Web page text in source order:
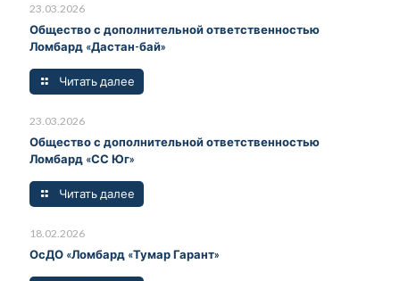
23.03.2026
Общество с дополнительной ответственностью
Ломбард «Дастан-бай»
Читать далее
23.03.2026
Общество с дополнительной ответственностью
Ломбард «СС Юг»
Читать далее
18.02.2026
ОсДО «Ломбард «Тумар Гарант»